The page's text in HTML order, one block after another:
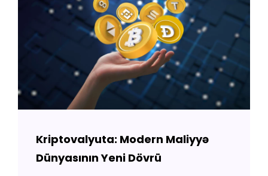
Kriptovalyuta: Modern Maliyyə
Dünyasının Yeni Dövrü